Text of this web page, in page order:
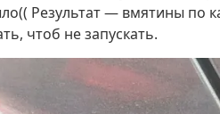
Результат — вмятины по
чтоб не запускать.